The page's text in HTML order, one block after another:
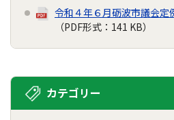
令和４年６月砺波市議会定
（PDF形式：141 KB）
カテゴリー